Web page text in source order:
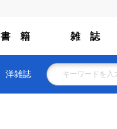
書 籍 雑 誌
洋雑誌